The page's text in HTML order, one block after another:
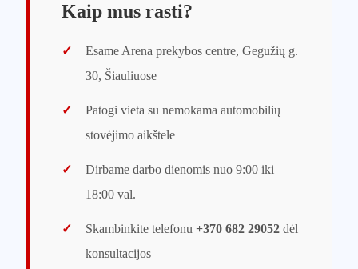
Kaip mus rasti?
✓
Esame Arena prekybos centre, Gegužių g.
30, Šiauliuose
✓
Patogi vieta su nemokama automobilių
stovėjimo aikštele
✓
Dirbame darbo dienomis nuo 9:00 iki
18:00 val.
✓ Skambinkite telefonu +370 682 29052 dėl
konsultacijos